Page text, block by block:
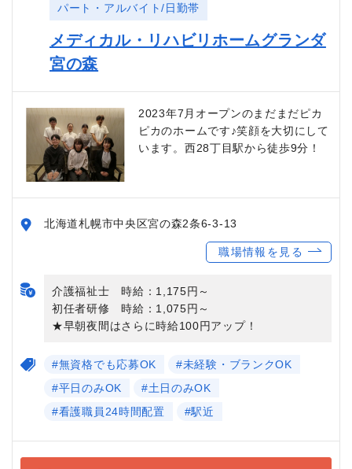
パート・アルバイト/日勤帯
メディカル・リハビリホームグランダ
宮の森
2023年7月オープンのまだまだピカ
ピカのホームです♪笑顔を大切にして
います。西28丁目駅から徒歩9分！
北海道札幌市中央区宮の森2条6-3-13
職場情報を見る
介護福祉士 時給：1,175円～
初任者研修 時給：1,075円～
★早朝夜間はさらに時給100円アップ！
#無資格でも応募OK
#未経験・ブランクOK
#平日のみOK
#土日のみOK
#看護職員24時間配置
#駅近